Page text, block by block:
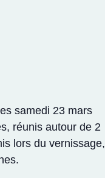
samedi 23 mars
réunis autour de 2
lors du vernissage,